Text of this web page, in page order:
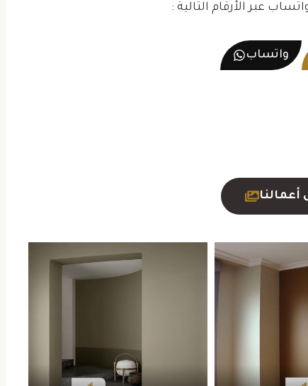
عبر الأرقام التالية :
واتساب